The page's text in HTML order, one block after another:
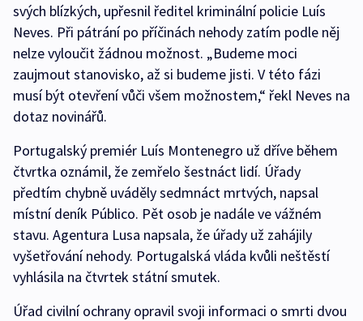
svých blízkých, upřesnil ředitel kriminální policie Luís
Neves. Při pátrání po příčinách nehody zatím podle něj
nelze vyloučit žádnou možnost. „Budeme moci
zaujmout stanovisko, až si budeme jisti. V této fázi
musí být otevření vůči všem možnostem,“ řekl Neves na
dotaz novinářů.
Portugalský premiér Luís Montenegro už dříve během
čtvrtka oznámil, že zemřelo šestnáct lidí. Úřady
předtím chybně uváděly sedmnáct mrtvých, napsal
místní deník Público. Pět osob je nadále ve vážném
stavu. Agentura Lusa napsala, že úřady už zahájily
vyšetřování nehody. Portugalská vláda kvůli neštěstí
vyhlásila na čtvrtek státní smutek.
Úřad civilní ochrany opravil svoji informaci o smrti dvou